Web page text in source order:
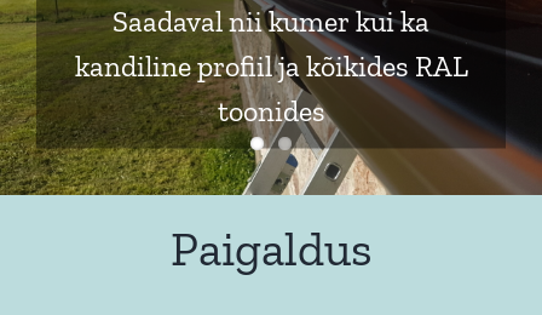
Saadaval nii kumer kui ka
kandiline profiil ja kõikides RAL
toonides
Paigaldus